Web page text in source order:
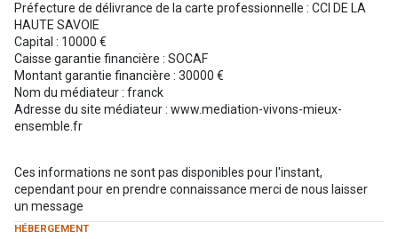
Préfecture de délivrance de la carte professionnelle : CCI DE LA
HAUTE SAVOIE
Capital : 10000 €
Caisse garantie financière : SOCAF
Montant garantie financière : 30000 €
Nom du médiateur : franck
Adresse du site médiateur : www.mediation-vivons-mieux-
ensemble.fr
Ces informations ne sont pas disponibles pour l'instant,
cependant pour en prendre connaissance merci de nous laisser
un message
HÉBERGEMENT